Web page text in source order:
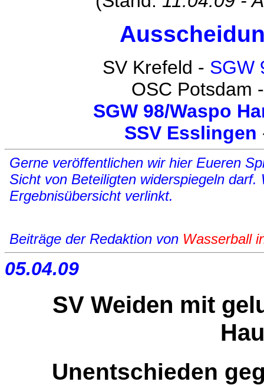
SV Krefeld - SGW
OSC Potsdam
SGW 98/Waspo
SSV Esslingen
Gerne veröffentlichen wir hier Eueren
Sicht von Beteiligten widerspiegeln
Ergebnisübersicht verlinkt.
Beiträge der Redaktion von Wasserball
05.04.09
SV Weiden mit
Unentschieden